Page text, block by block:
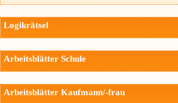
Logikrätsel
Arbeitsblätter Schule
Arbeitsblätter Kaufmann/-frau